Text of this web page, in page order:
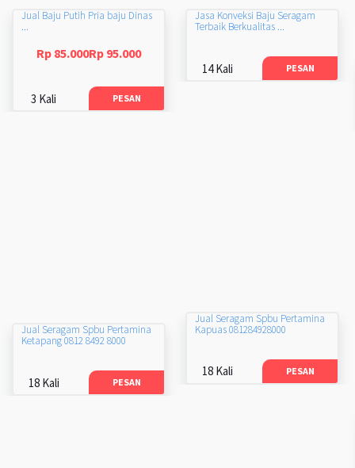
Jual Baju Putih Pria baju Dinas
...
Rp 85.000Rp 95.000
3 Kali PESAN
Jasa Konveksi Baju Seragam
Terbaik Berkualitas ...
14 Kali PESAN
Jual Seragam Spbu Pertamina
Kapuas 081284928000
18 Kali PESAN
Jual Seragam Spbu Pertamina
Ketapang 0812 8492 8000
18 Kali PESAN